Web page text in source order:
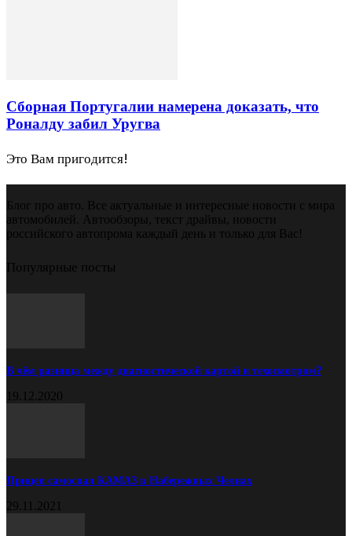
Сборная Португалии намерена доказать, что
Роналду забил Уругва
Это Вам пригодится!
Блог про авто. Все актуальные и интересные новости с мира
автомобилей. Автообзоры, текст драйвы, новости
российского автопрома каждый день и только для Вас!
Популярные посты
В чём разница между диагностической картой и техосмотром?
19.12.2020
Прицеп самосвал КАМАЗ в Набережных Челнах
29.11.2021